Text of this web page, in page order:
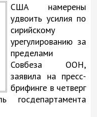
США намерены
удвоить усилия по
сирийскому
урегулированию за
пределами
Совбеза ООН,
заявила на пресс-
брифинге в четверг
госдепартамента